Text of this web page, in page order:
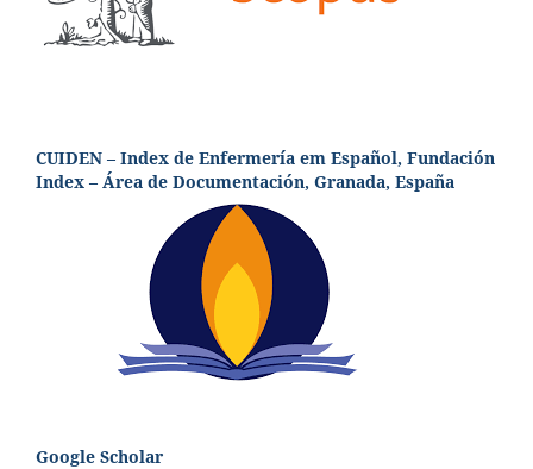
CUIDEN – Index de Enfermería em Español, Fundación
Index – Área de Documentación, Granada, España
Google Scholar